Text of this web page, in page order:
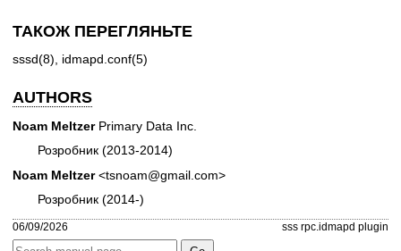
ТАКОЖ ПЕРЕГЛЯНЬТЕ
sssd(8), idmapd.conf(5)
AUTHORS
Noam Meltzer Primary Data Inc.
Розробник (2013-2014)
Noam Meltzer<tsnoam@gmail.com>
Розробник (2014-)
06/09/2026 sss rpc.idmapd plugin